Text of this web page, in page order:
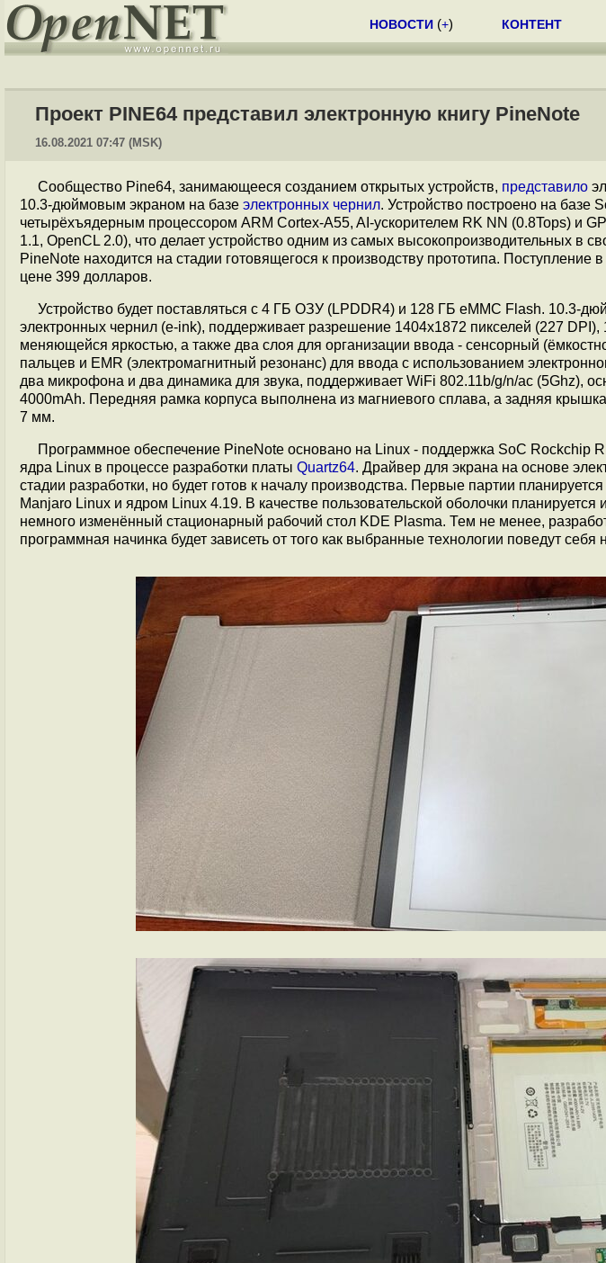
НОВОСТИ (+) КОНТЕНТ
Проект PINE64 представил электронную книгу PineNote
16.08.2021 07:47 (MSK)
Сообщество Pine64, занимающееся созданием открытых устройств, представило
10.3-дюймовым экраном на базе электронных чернил. Устройство построено на базе
четырёхъядерным процессором ARM Cortex-A55, AI-ускорителем RK NN (0.8Tops) и
1.1, OpenCL 2.0), что делает устройство одним из самых высокопроизводительных в
PineNote находится на стадии готовящегося к производству прототипа. Поступление
цене 399 долларов.
Устройство будет поставляться с 4 ГБ ОЗУ (LPDDR4) и 128 ГБ eMMC Flash. 10.3-
электронных чернил (e-ink), поддерживает разрешение 1404x1872 пикселей (227 DPI),
меняющейся яркостью, а также два слоя для организации ввода - сенсорный
пальцев и EMR (электромагнитный резонанс) для ввода с использованием
два микрофона и два динамика для звука, поддерживает WiFi 802.11b/g/n/ac (5Ghz),
4000mAh. Передняя рамка корпуса выполнена из магниевого сплава, а задняя
7 мм.
Программное обеспечение PineNote основано на Linux - поддержка SoC Rockchip
ядра Linux в процессе разработки платы Quartz64. Драйвер для экрана на основе
стадии разработки, но будет готов к началу производства. Первые партии
Manjaro Linux и ядром Linux 4.19. В качестве пользовательской оболочки
немного изменённый стационарный рабочий стол KDE Plasma. Тем не менее,
программная начинка будет зависеть от того как выбранные технологии поведут себя